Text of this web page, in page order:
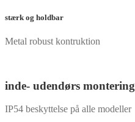
stærk og holdbar
Metal robust kontruktion
inde- udendørs montering
IP54 beskyttelse på alle modeller